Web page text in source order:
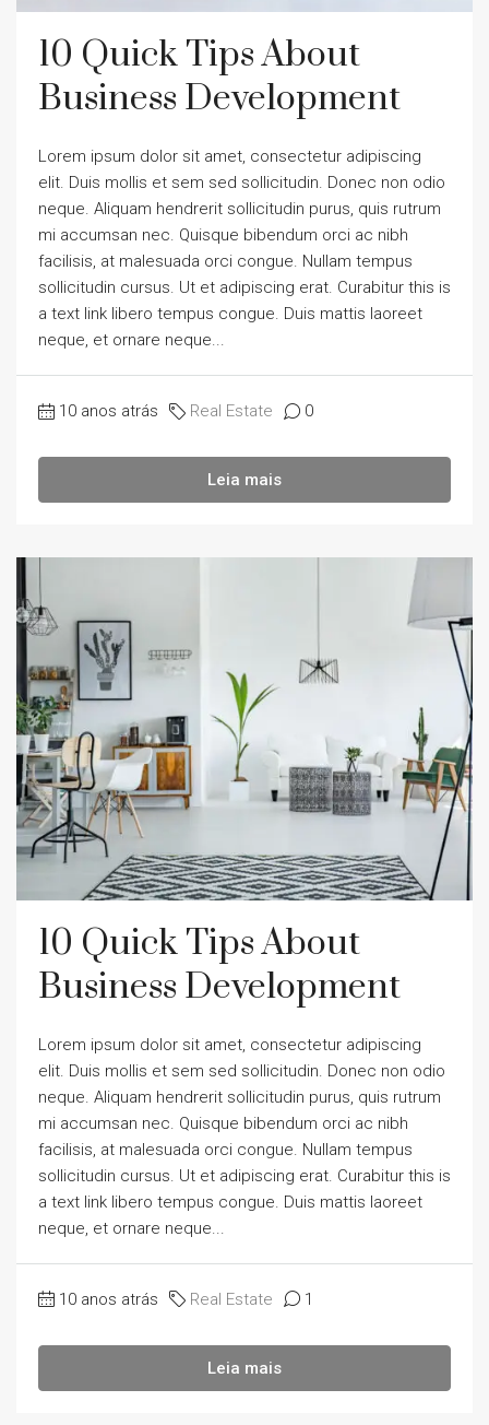
10 Quick Tips About
Business Development
Lorem ipsum dolor sit amet, consectetur adipiscing
elit. Duis mollis et sem sed sollicitudin. Donec non odio
neque. Aliquam hendrerit sollicitudin purus, quis rutrum
mi accumsan nec. Quisque bibendum orci ac nibh
facilisis, at malesuada orci congue. Nullam tempus
sollicitudin cursus. Ut et adipiscing erat. Curabitur this is
a text link libero tempus congue. Duis mattis laoreet
neque, et ornare neque...
10 anos atrás Real Estate 0
Leia mais
10 Quick Tips About
Business Development
Lorem ipsum dolor sit amet, consectetur adipiscing
elit. Duis mollis et sem sed sollicitudin. Donec non odio
neque. Aliquam hendrerit sollicitudin purus, quis rutrum
mi accumsan nec. Quisque bibendum orci ac nibh
facilisis, at malesuada orci congue. Nullam tempus
sollicitudin cursus. Ut et adipiscing erat. Curabitur this is
a text link libero tempus congue. Duis mattis laoreet
neque, et ornare neque...
10 anos atrás Real Estate 1
Leia mais